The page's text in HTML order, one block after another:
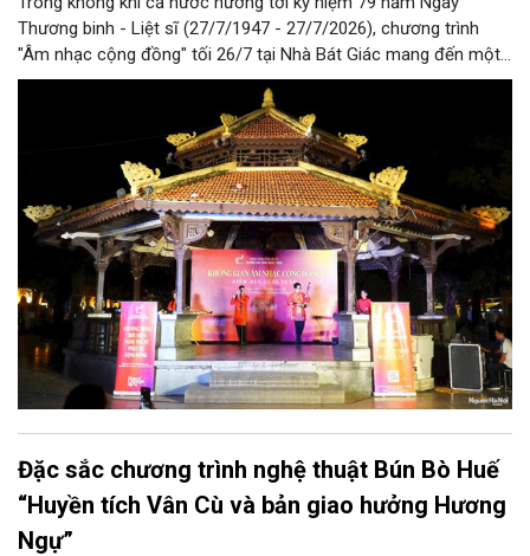
Thương binh - Liệt sĩ (27/7/1947 - 27/7/2026), chương trình
"Âm nhạc cộng đồng" tối 26/7 tại Nhà Bát Giác mang đến một
đêm biểu diễn giàu ý nghĩa với những ca khúc về quê hương,
đất nước, hòa bình và khát vọng tuổi trẻ. Không chỉ đáp ứng
nhu cầu thưởng thức nghệ thuật của người dân, chương trình
còn góp phần lan tỏa truyền thống yêu nước, lòng biết ơn các
thế hệ cha anh đã hy sinh vì độc lập, tự do của dân tộc.
Đặc sắc chương trình nghệ thuật Bún Bò Huế
“Huyền tích Vân Cù và bản giao hưởng Hương
Ngự”